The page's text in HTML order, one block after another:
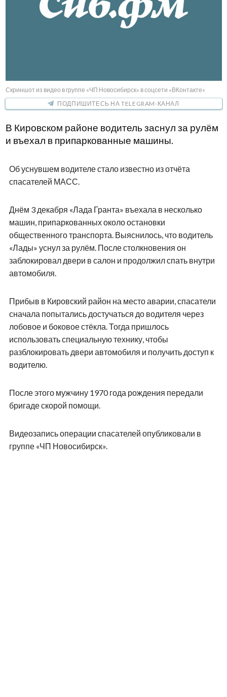
Скриншот из видео в группе «ЧП Новосибирск» в соцсети «ВКонтакте»
ПОДПИШИТЕСЬ НА TELEGRAM-КАНАЛ
В Кировском районе водитель заснул за рулём
и въехал в припаркованные машины.
Об уснувшем водителе стало известно из отчёта
спасателей МАСС.
Днём 3 декабря «Лада Гранта» въехала в несколько
машин, припаркованных около остановки
общественного транспорта. Выяснилось, что водитель
«Лады» уснул за рулём. После столкновения он
заблокировал двери в салон и продолжил спать внутри
автомобиля.
Прибыв в Кировский район на место аварии, спасатели
сначала попытались достучаться до водителя через
лобовое и боковое стёкла. Тогда пришлось
использовать специальную технику, чтобы
разблокировать двери автомобиля и получить доступ к
водителю.
После этого мужчину 1970 года рождения передали
бригаде скорой помощи.
Видеозапись операции спасателей опубликовали в
группе «ЧП Новосибирск».